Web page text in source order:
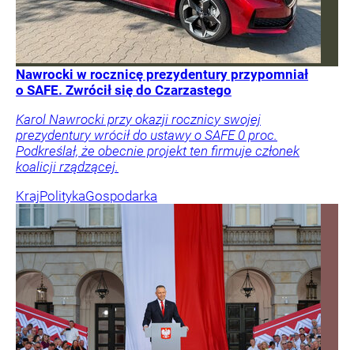
Nawrocki w rocznicę prezydentury przypomniał
o SAFE. Zwrócił się do Czarzastego
Karol Nawrocki przy okazji rocznicy swojej
prezydentury wrócił do ustawy o SAFE 0 proc.
Podkreślał, że obecnie projekt ten firmuje członek
koalicji rządzącej.
KrajPolitykaGospodarka